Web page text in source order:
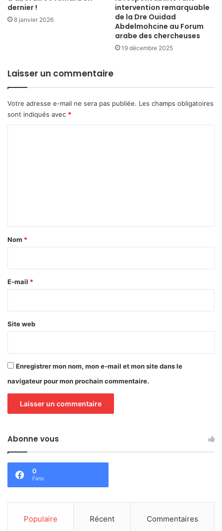
dernier !
8 janvier 2026
intervention remarquable
de la Dre Ouidad
Abdelmohcine au Forum
arabe des chercheuses
19 décembre 2025
Laisser un commentaire
Votre adresse e-mail ne sera pas publiée. Les champs obligatoires
sont indiqués avec *
a
e
Nom *
E-mail *
Site web
Enregistrer mon nom, mon e-mail et mon site dans le
navigateur pour mon prochain commentaire.
Abonne vous
0
Fans
Populaire Récent Commentaires